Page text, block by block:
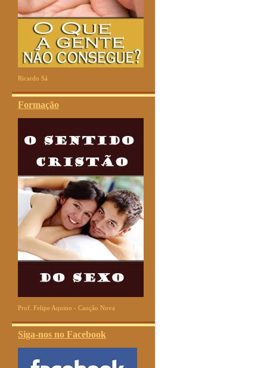
Ricardo Sá
Formação
Prof. Felipe Aquino - Canção Nova
Siga-nos no Facebook